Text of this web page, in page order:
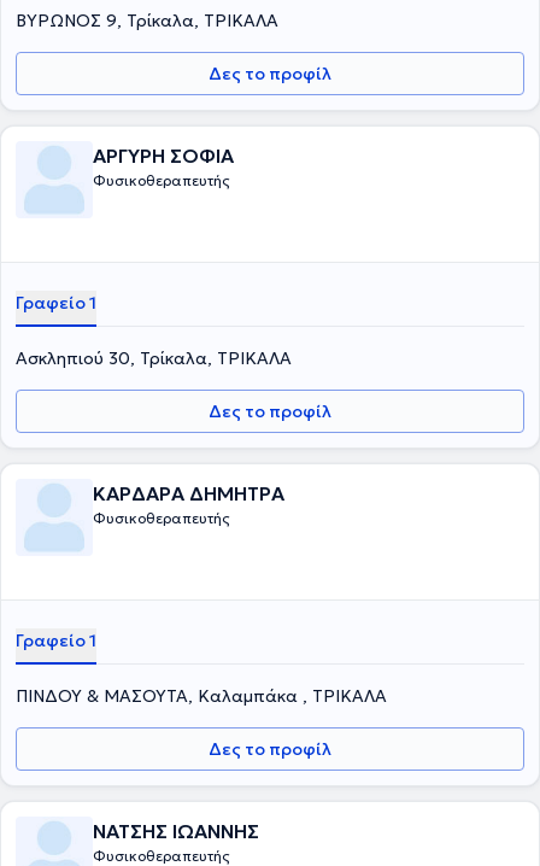
ΒΥΡΩΝΟΣ 9, Τρίκαλα, ΤΡΙΚΑΛΑ
Δες το προφίλ
ΑΡΓΥΡΗ ΣΟΦΙΑ
Φυσικοθεραπευτής
Γραφείο 1
Ασκληπιού 30, Τρίκαλα, ΤΡΙΚΑΛΑ
Δες το προφίλ
ΚΑΡΔΑΡΑ ΔΗΜΗΤΡΑ
Φυσικοθεραπευτής
Γραφείο 1
ΠΙΝΔΟΥ & ΜΑΣΟΥΤΑ, Καλαμπάκα , ΤΡΙΚΑΛΑ
Δες το προφίλ
ΝΑΤΣΗΣ ΙΩΑΝΝΗΣ
Φυσικοθεραπευτής